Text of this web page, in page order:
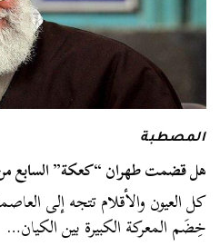
المصطبة
هل قضمت طهران “كعكة” السابع
كل العيون والأقلام تتجه إلى
خِضَم المعركة الكبيرة بين الكيان…